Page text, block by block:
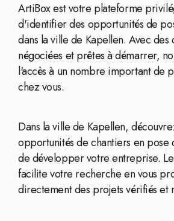
ArtiBox est votre plateforme
d'identifier des opportunités de
dans la ville de Kapellen. Avec
négociées et prêtes à démarrer,
l'accès à un nombre important de
chez vous.
Dans la ville de Kapellen,
opportunités de chantiers en pose
de développer votre entreprise.
facilite votre recherche en vous
directement des projets vérifiés et